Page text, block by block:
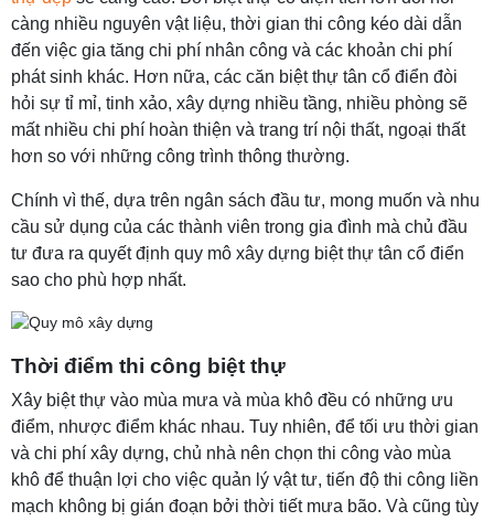
càng nhiều nguyên vật liệu, thời gian thi công kéo dài dẫn
đến việc gia tăng chi phí nhân công và các khoản chi phí
phát sinh khác. Hơn nữa, các căn biệt thự tân cổ điển đòi
hỏi sự tỉ mỉ, tinh xảo, xây dựng nhiều tầng, nhiều phòng sẽ
mất nhiều chi phí hoàn thiện và trang trí nội thất, ngoại thất
hơn so với những công trình thông thường.
Chính vì thế, dựa trên ngân sách đầu tư, mong muốn và nhu
cầu sử dụng của các thành viên trong gia đình mà chủ đầu
tư đưa ra quyết định quy mô xây dựng biệt thự tân cổ điển
sao cho phù hợp nhất.
Thời điểm thi công biệt thự
Xây biệt thự vào mùa mưa và mùa khô đều có những ưu
điểm, nhược điểm khác nhau. Tuy nhiên, để tối ưu thời gian
và chi phí xây dựng, chủ nhà nên chọn thi công vào mùa
khô để thuận lợi cho việc quản lý vật tư, tiến độ thi công liền
mạch không bị gián đoạn bởi thời tiết mưa bão. Và cũng tùy